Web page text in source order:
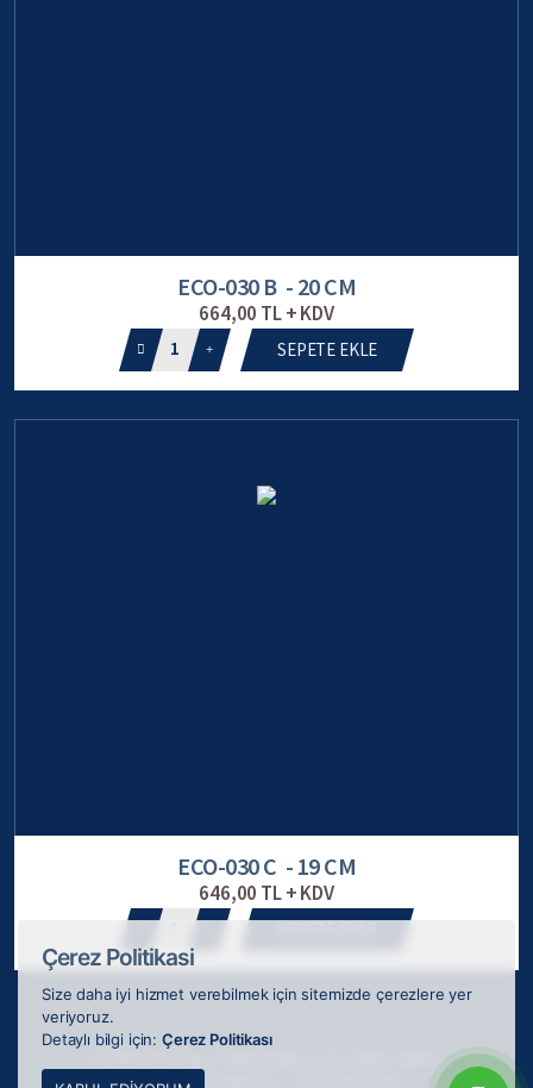
ECO-030 B - 20 CM
664,00 TL + KDV
1 SEPETE EKLE
ECO-030 C - 19 CM
646,00 TL + KDV
Webkokteyli tarafından
Çerez Politikasi
Size daha iyi hizmet verebilmek için sitemizde çerezlere yer
veriyoruz.
Detaylı bilgi için: Çerez Politikası